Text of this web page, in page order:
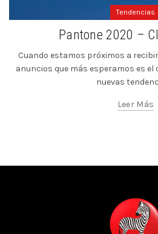
Tendencias
Pantone 2020 –
Cuando estamos próximos a
anuncios que más esperamos es
nuevas
Leer Más